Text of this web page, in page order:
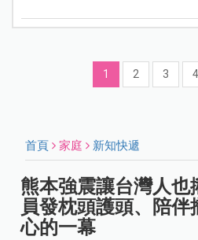
1 2 3 4
首頁 家庭 新知快遞
熊本強震讓台灣人也
員發枕頭護頭、陪
心的一幕